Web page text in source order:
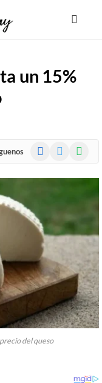
un 15%
Facebook
del queso